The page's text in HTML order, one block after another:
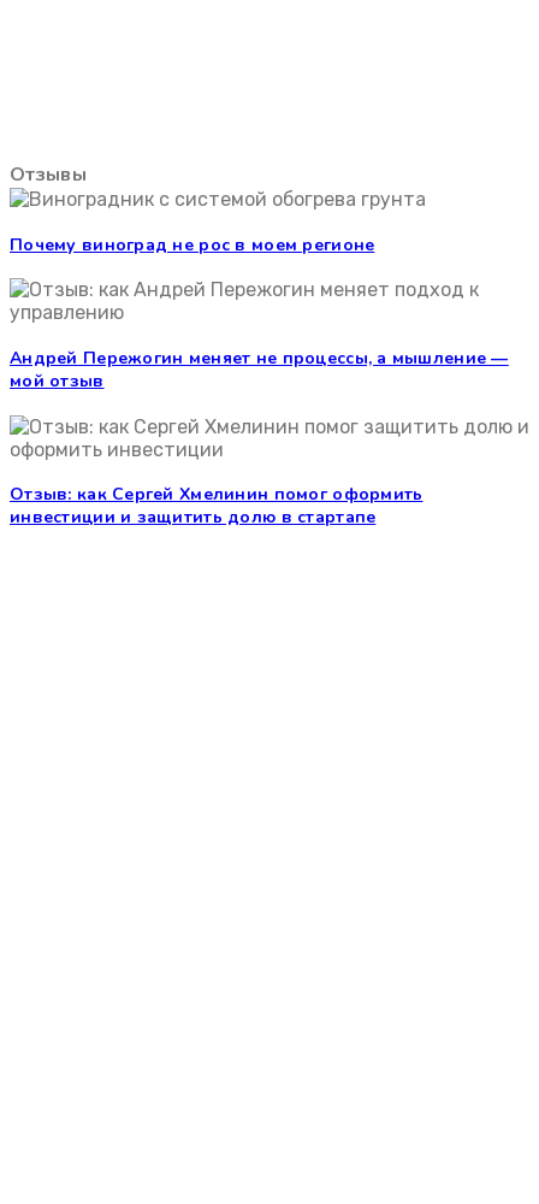
Отзывы
Почему виноград не рос в моем регионе
Андрей Пережогин меняет не процессы, а мышление —
мой отзыв
Отзыв: как Сергей Хмелинин помог оформить
инвестиции и защитить долю в стартапе